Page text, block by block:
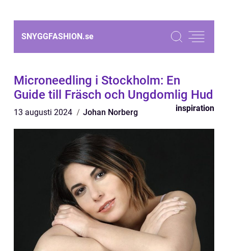
SNYGGFASHION.se
Microneedling i Stockholm: En
Guide till Fräsch och Ungdomlig Hud
13 augusti 2024 Johan Norberg inspiration